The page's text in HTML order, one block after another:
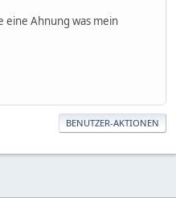
eine Ahnung was mein
BENUTZER-AKTIONEN